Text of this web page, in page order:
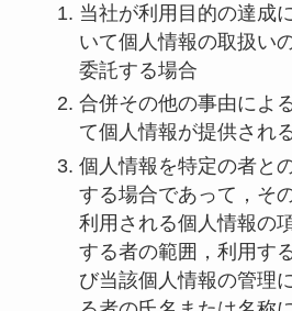
当社が利用目的の達成
いて個人情報の取扱い
委託する場合
合併その他の事由によ
て個人情報が提供され
個人情報を特定の者と
する場合であって，そ
利用される個人情報の
する者の範囲，利用す
び当該個人情報の管理